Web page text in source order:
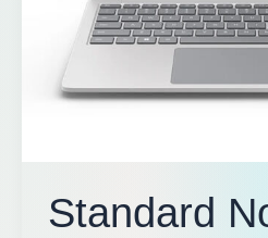
Standard